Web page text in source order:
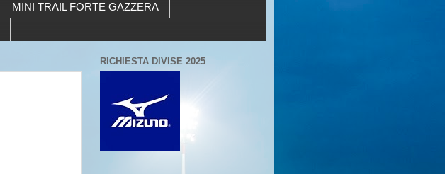
MINI TRAIL FORTE GAZZERA
RICHIESTA DIVISE 2025